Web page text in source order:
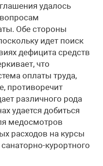
удалось
Обе стороны
идет поиск
дефицита средств
что
оплаты труда,
противоречит
различного рода
удается добиться
медосмотров
расходов на курсы
курортного